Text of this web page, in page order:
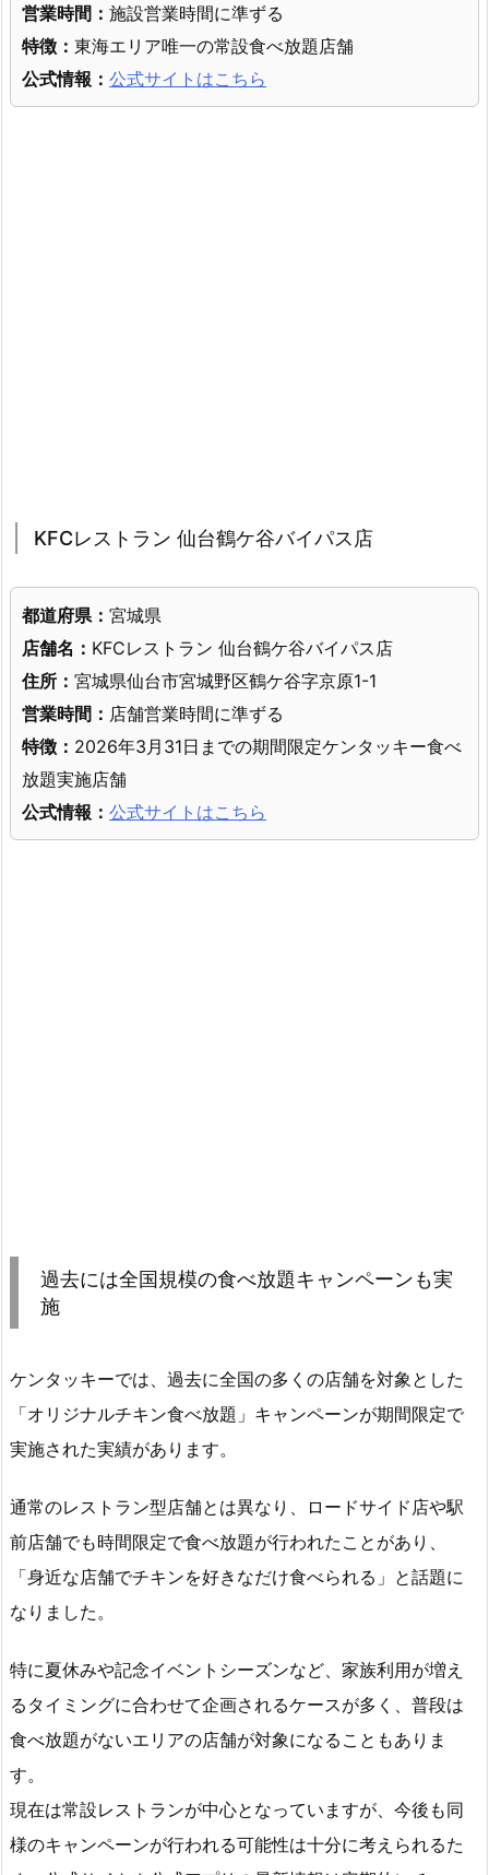
営業時間： 施設営業時間に準ずる
特徴： 東海エリア唯一の常設食べ放題店舗
公式情報： 公式サイトはこちら
KFCレストラン 仙台鶴ケ谷バイパス店
都道府県： 宮城県
店舗名： KFCレストラン 仙台鶴ケ谷バイパス店
住所： 宮城県仙台市宮城野区鶴ケ谷字京原1-1
営業時間： 店舗営業時間に準ずる
特徴： 2026年3月31日までの期間限定ケンタッキー食べ
放題実施店舗
公式情報： 公式サイトはこちら
過去には全国規模の食べ放題キャンペーンも実
施
ケンタッキーでは、過去に全国の多くの店舗を対象とした
「オリジナルチキン食べ放題」キャンペーンが期間限定で
実施された実績があります。
通常のレストラン型店舗とは異なり、ロードサイド店や駅
前店舗でも時間限定で食べ放題が行われたことがあり、
「身近な店舗でチキンを好きなだけ食べられる」と話題に
なりました。
特に夏休みや記念イベントシーズンなど、家族利用が増え
るタイミングに合わせて企画されるケースが多く、普段は
食べ放題がないエリアの店舗が対象になることもありま
す。
現在は常設レストランが中心となっていますが、今後も同
様のキャンペーンが行われる可能性は十分に考えられるた